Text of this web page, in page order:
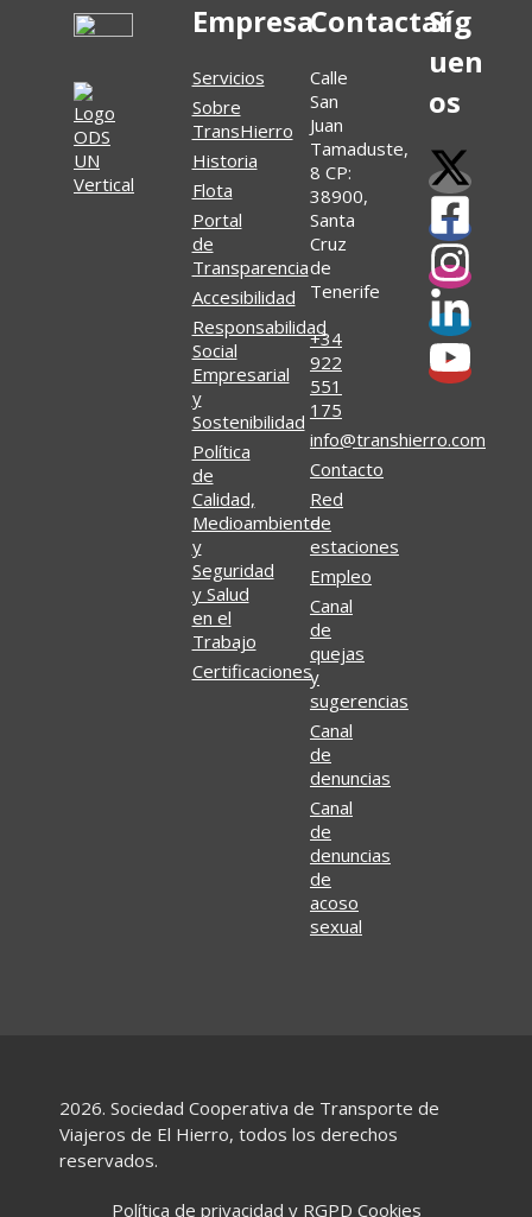
Empresa
Servicios
Sobre
TransHierro
Historia
Flota
Portal
de
Transparencia
Accesibilidad
Responsabilidad
Social
Empresarial
y
Sostenibilidad
Política
de
Calidad,
Medioambiente
y
Seguridad
y Salud
en el
Trabajo
Certificaciones
Contactar
Calle
San
Juan
Tamaduste,
8 CP:
38900,
Santa
Cruz
de
Tenerife
+34
922
551
175
info@transhierro.com
Contacto
Red
de
estaciones
Empleo
Canal
de
quejas
y
sugerencias
Canal
de
denuncias
Canal
de
denuncias
de
acoso
sexual
Síg
uen
os
2026. Sociedad Cooperativa de Transporte de
Viajeros de El Hierro, todos los derechos
reservados.
Política de privacidad y RGPD Cookies